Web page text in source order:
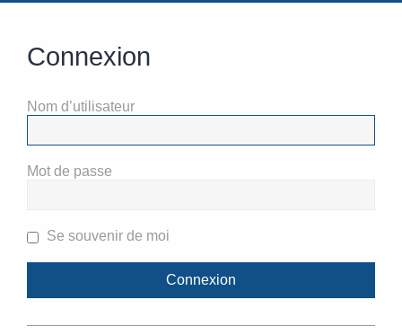
Connexion
Nom d’utilisateur
Mot de passe
Se souvenir de moi